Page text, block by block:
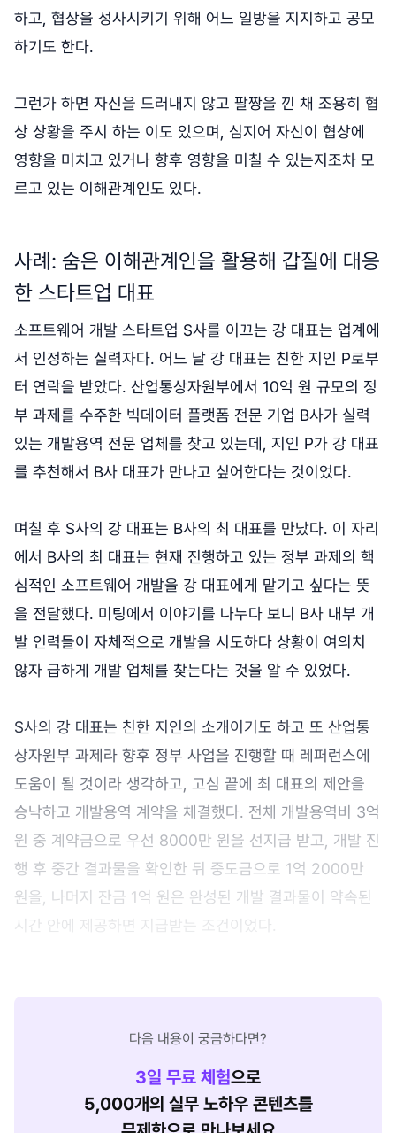
하고, 협상을 성사시키기 위해 어느 일방을 지지하고 공모
하기도 한다.
그런가 하면 자신을 드러내지 않고 팔짱을 낀 채 조용히 협
상 상황을 주시 하는 이도 있으며, 심지어 자신이 협상에
영향을 미치고 있거나 향후 영향을 미칠 수 있는지조차 모
르고 있는 이해관계인도 있다.
사례: 숨은 이해관계인을 활용해 갑질에 대응
한 스타트업 대표
소프트웨어 개발 스타트업 S사를 이끄는 강 대표는 업계에
서 인정하는 실력자다. 어느 날 강 대표는 친한 지인 P로부
터 연락을 받았다. 산업통상자원부에서 10억 원 규모의 정
부 과제를 수주한 빅데이터 플랫폼 전문 기업 B사가 실력
있는 개발용역 전문 업체를 찾고 있는데, 지인 P가 강 대표
를 추천해서 B사 대표가 만나고 싶어한다는 것이었다.
며칠 후 S사의 강 대표는 B사의 최 대표를 만났다. 이 자리
에서 B사의 최 대표는 현재 진행하고 있는 정부 과제의 핵
심적인 소프트웨어 개발을 강 대표에게 맡기고 싶다는 뜻
을 전달했다. 미팅에서 이야기를 나누다 보니 B사 내부 개
발 인력들이 자체적으로 개발을 시도하다 상황이 여의치
않자 급하게 개발 업체를 찾는다는 것을 알 수 있었다.
S사의 강 대표는 친한 지인의 소개이기도 하고 또 산업통
상자원부 과제라 향후 정부 사업을 진행할 때 레퍼런스에
도움이 될 것이라 생각하고, 고심 끝에 최 대표의 제안을
승낙하고 개발용역 계약을 체결했다. 전체 개발용역비 3억
원 중 계약금으로 우선 8000만 원을 선지급 받고, 개발 진
행 후 중간 결과물을 확인한 뒤 중도금으로 1억 2000만
원을, 나머지 잔금 1억 원은 완성된 개발 결과물이 약속된
시간 안에 제공하면 지급받는 조건이었다.
다음 내용이 궁금하다면?
3일 무료 체험으로
5,000개의 실무 노하우 콘텐츠를